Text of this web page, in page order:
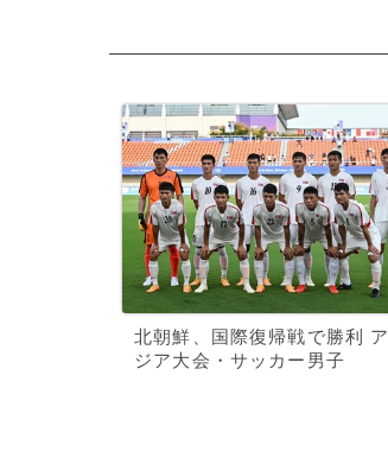
北朝鮮、国際復帰戦で勝利 ア
ジア大会・サッカー男子